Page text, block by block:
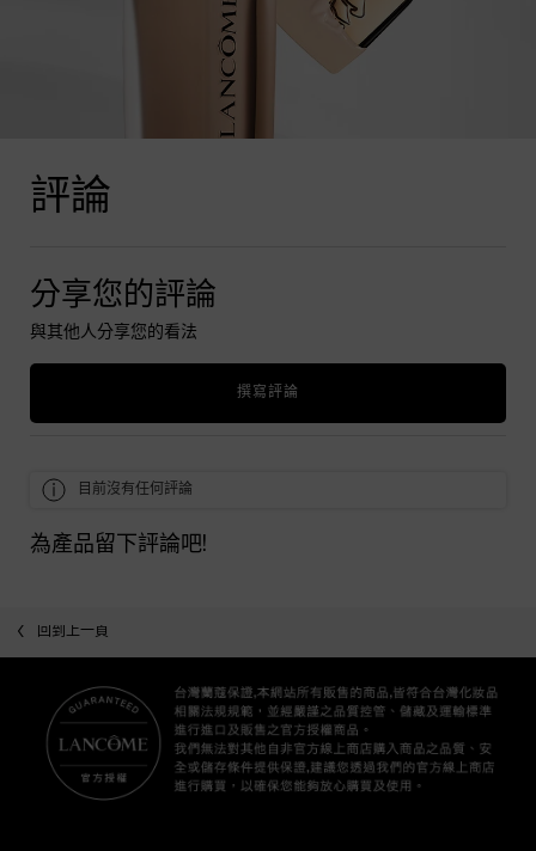
評論
分享您的評論
與其他人分享您的看法
撰寫評論
目前沒有任何評論
為產品留下評論吧!
回到上一頁